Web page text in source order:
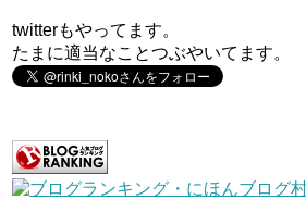
twitterもやってます。
たまに適当なことつぶやいてます。